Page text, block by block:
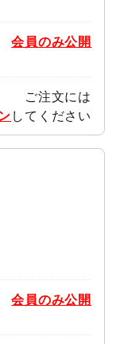
会員のみ公開
ご注文には
してください
会員のみ公開